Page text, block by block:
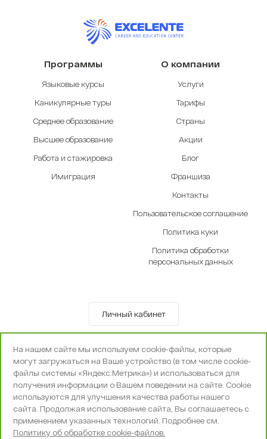
Программы
Языковые курсы
Каникулярные туры
Среднее образование
Высшее образование
Работа и стажировка
Имиграция
О компании
Услуги
Тарифы
Страны
Акции
Блог
Франшиза
Контакты
Пользовательское соглашение
Политика куки
Политика обработки
персональных данных
Личный кабинет
© OOO «Экселенте» 2010-2026 г.
Политика конфиденциальности
Поддержка и сопровождение -Вебпространство
На нашем сайте мы используем cookie-файлы, которые
могут загружаться на Ваше устройство (в том числе cookie-
файлы системы «Яндекс.Метрика») и использоваться для
получения информации о Вашем поведении на сайте. Cookie
используются для улучшения качества работы нашего
сайта. Продолжая использование сайта, Вы соглашаетесь с
применением указанных технологий. Подробнее см.
Политику об обработке cookie-файлов.